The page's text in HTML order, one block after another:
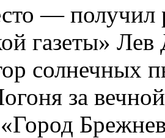
— получил
газеты»
солнечных
за